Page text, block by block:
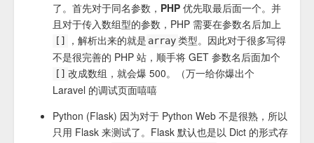
了。首先对于同名参数， PHP 优先取最后面一个。并
且对于传入数组型的参数，PHP 需要在参数名后加上
[] ，解析出来的就是 array类型。因此对于很多写得
不是很完善的 PHP 站，顺手将 GET 参数名后面加个
[] 改成数组，就会爆 500。（万一给你爆出个
Laravel 的调试页面嘻嘻
Python (Flask) 因为对于 Python Web 不是很熟，所以
只用 Flask 来测试了。Flask 默认也是以 Dict 的形式存